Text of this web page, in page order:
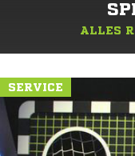
ALLES
SERVICE